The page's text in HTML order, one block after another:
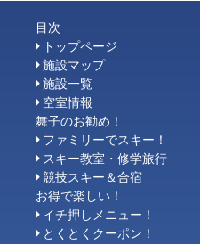
目次
トップページ
施設マップ
施設一覧
空室情報
舞子のお勧め！
ファミリーでスキー！
スキー教室・修学旅行
競技スキー＆合宿
お得で楽しい！
イチ押しメニュー！
とくとくクーポン！